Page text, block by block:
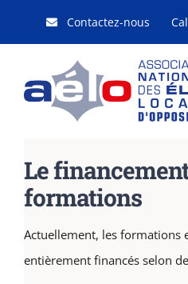
Contactez-nous
Le
formations
Actuellement, les formations
entièrement financés selon